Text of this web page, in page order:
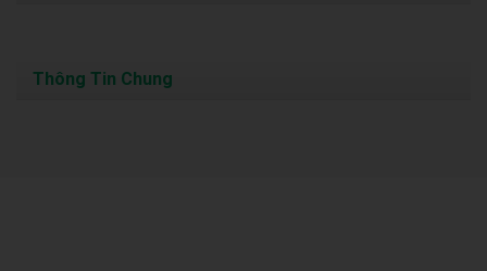
Thông Tin Chung